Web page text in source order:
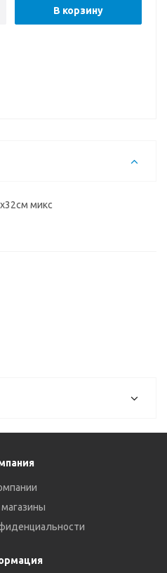
В корзину
микс